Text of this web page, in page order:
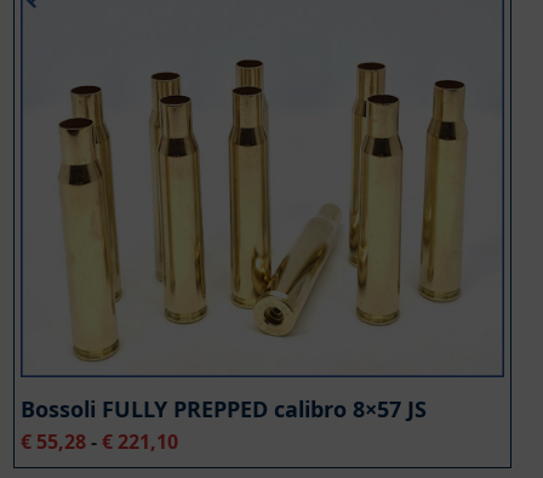
Bossoli FULLY PREPPED calibro 8×57 JS
€55,28-€221,10Fascia
di